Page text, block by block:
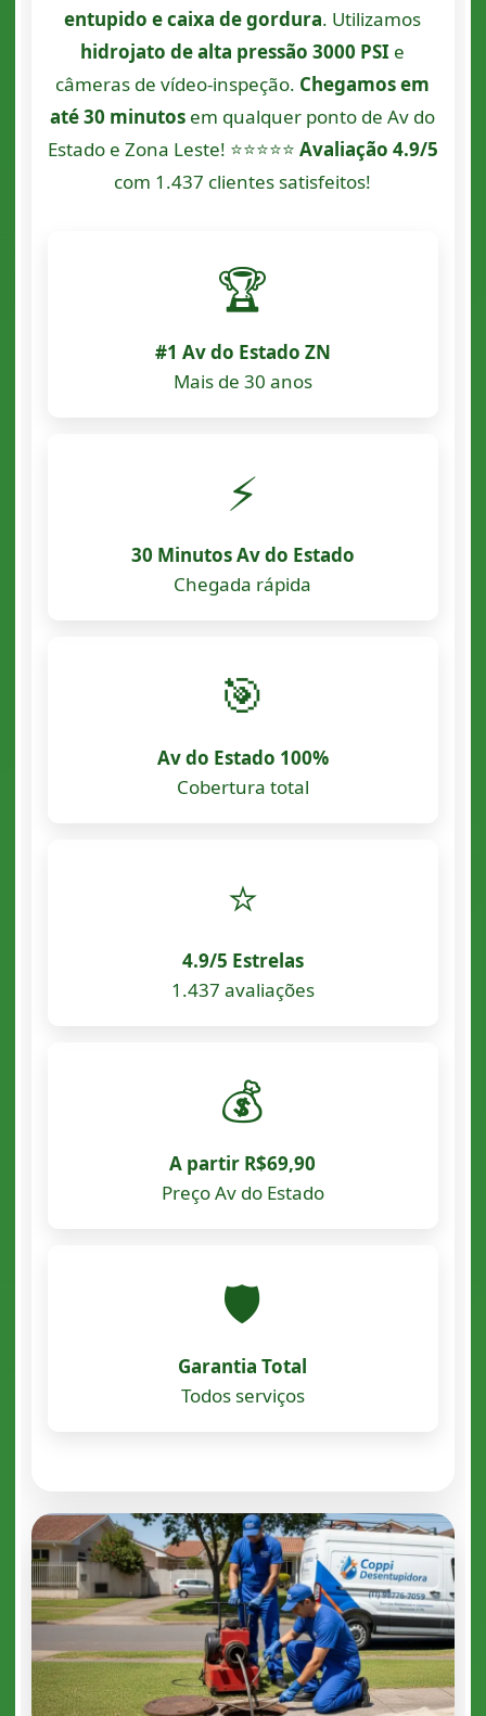
entupido e caixa de gordura. Utilizamos
hidrojato de alta pressão 3000 PSI e
câmeras de vídeo-inspeção. Chegamos em
até 30 minutos em qualquer ponto de Av do
Estado e Zona Leste! ⭐⭐⭐⭐⭐ Avaliação 4.9/5
com 1.437 clientes satisfeitos!
🏆
#1 Av do Estado ZN
Mais de 30 anos
⚡
30 Minutos Av do Estado
Chegada rápida
🎯
Av do Estado 100%
Cobertura total
⭐
4.9/5 Estrelas
1.437 avaliações
💰
A partir R$69,90
Preço Av do Estado
🛡️
Garantia Total
Todos serviços